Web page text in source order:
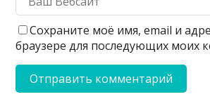
Сохраните моё имя, email и
браузере для последующих моих